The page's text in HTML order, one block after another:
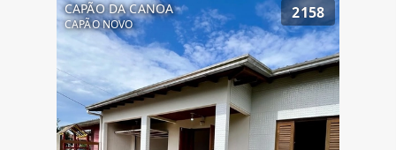
CAPÃO DA CANOA
CAPÃO NOVO
2158